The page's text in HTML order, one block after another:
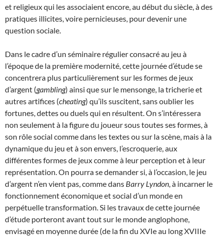
et religieux qui les associaient encore, au début du siècle, à des
pratiques illicites, voire pernicieuses, pour devenir une
question sociale.
Dans le cadre d’un séminaire régulier consacré au jeu à
l’époque de la première modernité, cette journée d’étude se
concentrera plus particulièrement sur les formes de jeux
d’argent (gambling) ainsi que sur le mensonge, la tricherie et
autres artifices (cheating) qu’ils suscitent, sans oublier les
fortunes, dettes ou duels qui en résultent. On s’intéressera
non seulement à la figure du joueur sous toutes ses formes, à
son rôle social comme dans les textes ou sur la scène, mais à la
dynamique du jeu et à son envers, l’escroquerie, aux
différentes formes de jeux comme à leur perception et à leur
représentation. On pourra se demander si, à l’occasion, le jeu
d’argent n’en vient pas, comme dans Barry Lyndon, à incarner le
fonctionnement économique et social d’un monde en
perpétuelle transformation. Si les travaux de cette journée
d’étude porteront avant tout sur le monde anglophone,
envisagé en moyenne durée (de la fin du XVIe au long XVIIIe